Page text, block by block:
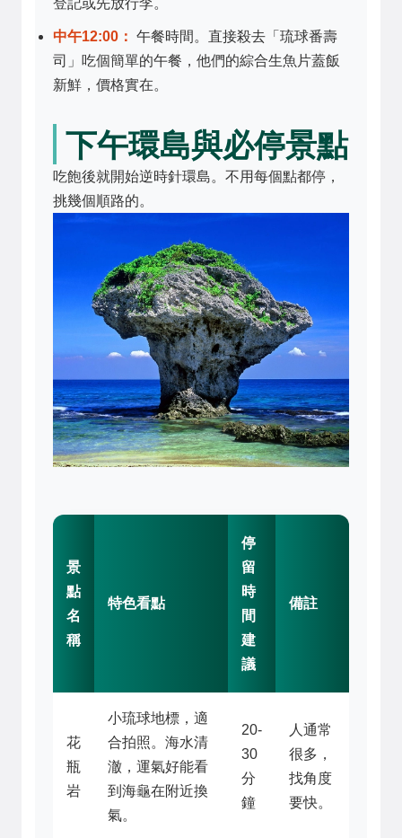
登記或先放行李。
中午12:00： 午餐時間。直接殺去「琉球番壽
司」吃個簡單的午餐，他們的綜合生魚片蓋飯
新鮮，價格實在。
下午環島與必停景點
吃飽後就開始逆時針環島。不用每個點都停，
挑幾個順路的。
景
點
名
稱
特色看點
停
留
時
間
建
議
備註
花
瓶
岩
小琉球地標，適
合拍照。海水清
澈，運氣好能看
到海龜在附近換
氣。
20-
30
分
鐘
人通常
很多，
找角度
要快。